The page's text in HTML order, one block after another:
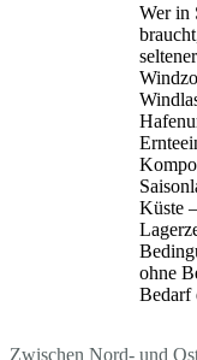
Wer in
Küste
ohne
Bedarf
Zwischen Nord- und